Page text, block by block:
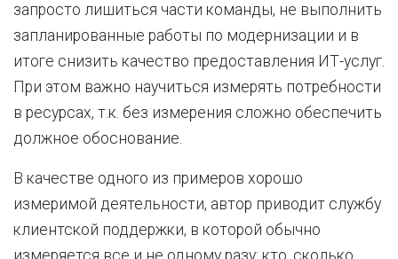
запросто лишиться части команды, не выполнить
запланированные работы по модернизации и в
итоге снизить качество предоставления ИТ-услуг.
При этом важно научиться измерять потребности
в ресурсах, т.к. без измерения сложно обеспечить
должное обоснование.
В качестве одного из примеров хорошо
измеримой деятельности, автор приводит службу
клиентской поддержки, в которой обычно
измеряется все и не одному разу: кто, сколько